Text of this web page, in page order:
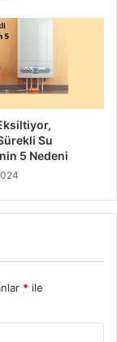
Su
5 Nedeni
* ile